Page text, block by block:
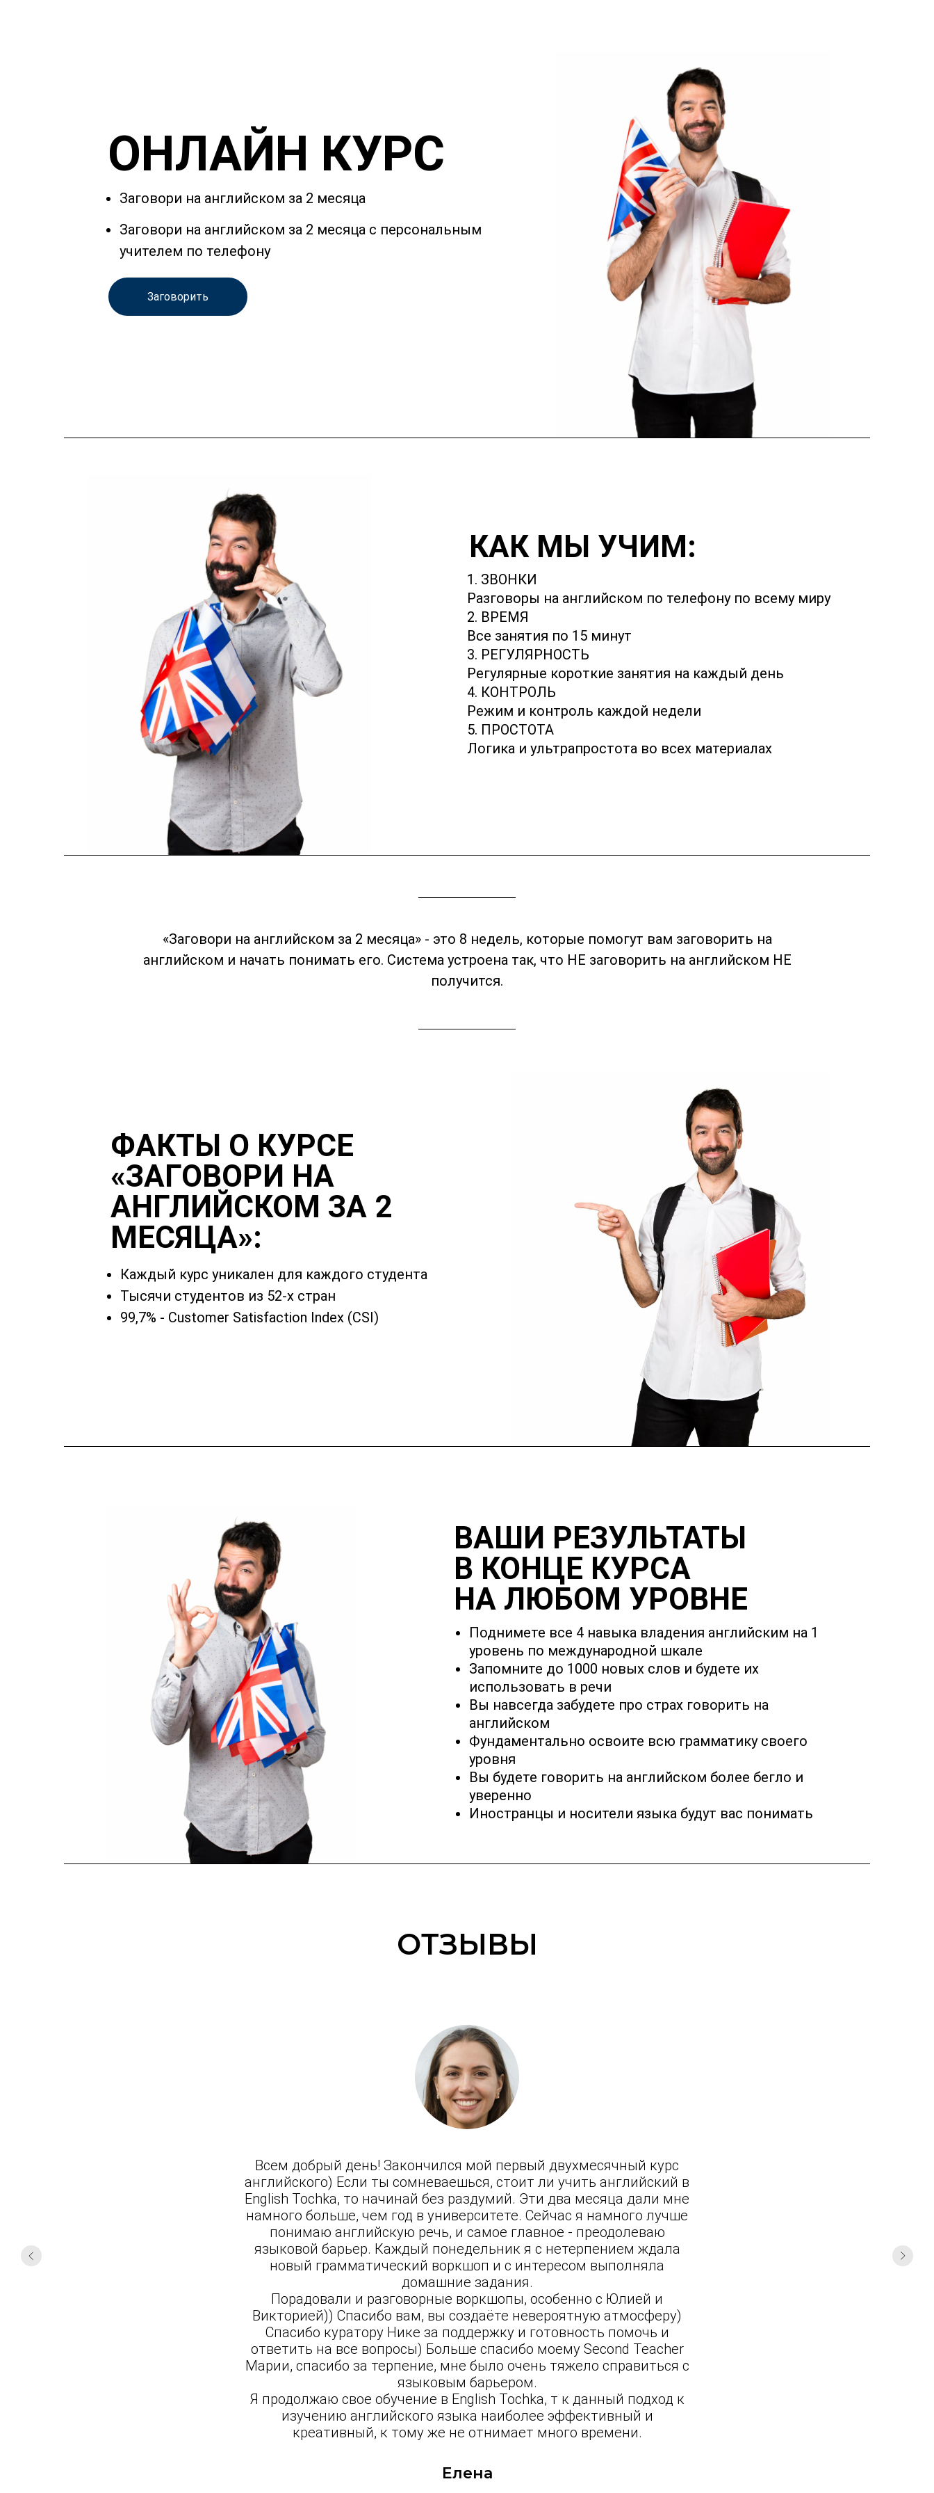
ОНЛАЙН КУРС
Заговори на английском за 2 месяца
Заговори на английском за 2 месяца с персональным
учителем по телефону
Заговорить
КАК МЫ УЧИМ:
1. ЗВОНКИ
Разговоры на английском по телефону по всему миру
2. ВРЕМЯ
Все занятия по 15 минут
3. РЕГУЛЯРНОСТЬ
Регулярные короткие занятия на каждый день
4. КОНТРОЛЬ
Режим и контроль каждой недели
5. ПРОСТОТА
Логика и ультрапростота во всех материалах
«Заговори на английском за 2 месяца» - это 8 недель, которые помогут вам заговорить на
английском и начать понимать его. Система устроена так, что НЕ заговорить на английском НЕ
получится.
ФАКТЫ О КУРСЕ
«ЗАГОВОРИ НА
АНГЛИЙСКОМ ЗА 2
МЕСЯЦА»:
Каждый курс уникален для каждого студента
Тысячи студентов из 52-х стран
99,7% - Customer Satisfaction Index (CSI)
ВАШИ РЕЗУЛЬТАТЫ
В КОНЦЕ КУРСА
НА ЛЮБОМ УРОВНЕ
Поднимете все 4 навыка владения английским на 1
уровень по международной шкале
Запомните до 1000 новых слов и будете их
использовать в речи
Вы навсегда забудете про страх говорить на
английском
Фундаментально освоите всю грамматику своего
уровня
Вы будете говорить на английском более бегло и
уверенно
Иностранцы и носители языка будут вас понимать
ОТЗЫВЫ
Всем добрый день! Закончился мой первый двухмесячный курс
английского) Если ты сомневаешься, стоит ли учить английский в
English Tochka, то начинай без раздумий. Эти два месяца дали мне
намного больше, чем год в университете. Сейчас я намного лучше
понимаю английскую речь, и самое главное - преодолеваю
языковой барьер. Каждый понедельник я с нетерпением ждала
новый грамматический воркшоп и с интересом выполняла
домашние задания.
Порадовали и разговорные воркшопы, особенно с Юлией и
Викторией)) Спасибо вам, вы создаёте невероятную атмосферу)
Спасибо куратору Нике за поддержку и готовность помочь и
ответить на все вопросы) Больше спасибо моему Second Teacher
Mарии, спасибо за терпение, мне было очень тяжело справиться с
языковым барьером.
Я продолжаю свое обучение в English Tochka, т к данный подход к
изучению английского языка наиболее эффективный и
креативный, к тому же не отнимает много времени.
Елена